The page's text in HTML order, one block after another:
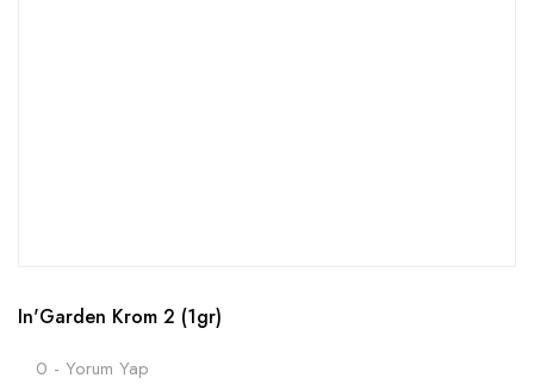
In'Garden Krom 2 (1gr)
0 - Yorum Yap